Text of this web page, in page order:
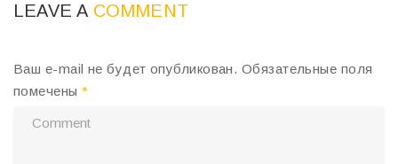
LEAVE A COMMENT
Ваш e-mail не будет опубликован. Обязательные поля
помечены*